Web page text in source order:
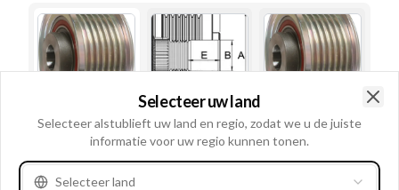
Gebruiksnummer 236763
Details en beschrijving
Selecteer uw land
Selecteer alstublieft uw land en regio, zodat we u de juiste
informatie voor uw regio kunnen tonen.
Selecteer land